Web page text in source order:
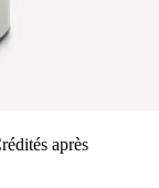
après